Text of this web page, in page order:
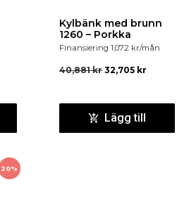
Kylbänk med brunn
1260 – Porkka
Finansiering 1,072 kr/mån
40,881kr 32,705 kr
Lägg till
20%